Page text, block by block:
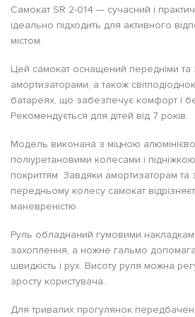
Самокат SR 2-014 — сучасний і
ідеально підходить для активного
містом.
Цей самокат оснащений передніми та
амортизаторами, а також
батареях, що забезпечує комфорт і
Рекомендується для дітей від 7 років.
Модель виконана з міцною
поліуретановими колесами і
покриттям. Завдяки амортизаторам
передньому колесу самокат
маневреністю.
Руль обладнаний гумовими
захоплення, а ножне гальмо
швидкість і рух. Висоту руля можна
зросту користувача.
Для тривалих прогулянок